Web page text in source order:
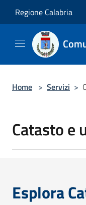
Regione Calabria
Home > Servizi >
Catasto e
Esplora